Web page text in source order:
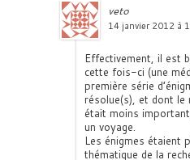
veto
14 janvier 2012 à
Effectivement, il est
cette fois-ci (une
première série
résolue(s), et dont le
était moins
un voyage.
Les énigmes étaient
thématique de la